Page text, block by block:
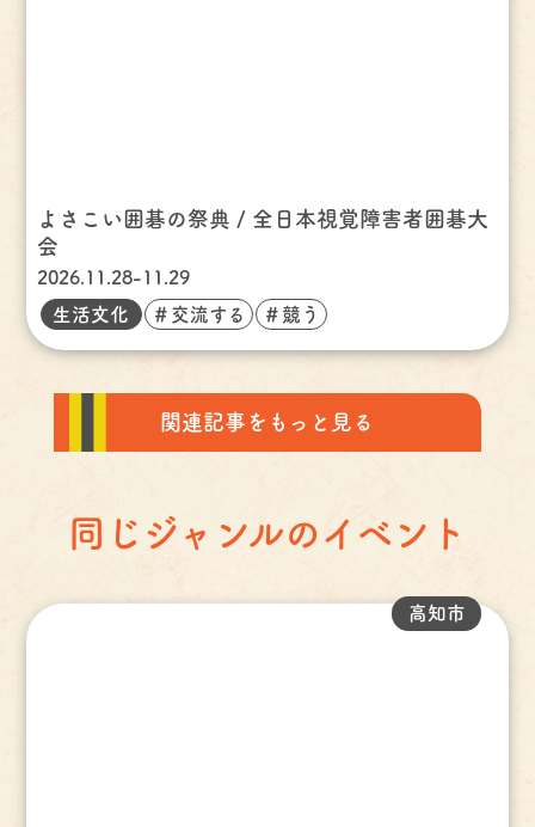
よさこい囲碁の祭典 / 全日本視覚障害者囲碁大
会
2026.11.28-11.29
生活文化
＃交流する ＃競う
関連記事をもっと見る
同じジャンルのイベント
高知市